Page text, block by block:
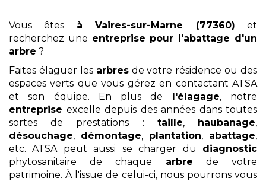
Vous êtes à Vaires-sur-Marne (77360) et
recherchez une entreprise pour l'abattage d'un
arbre ?
Faites élaguer les arbresde votre résidence ou des
espaces verts que vous gérez en contactant ATSA
et son équipe. En plus de l'élagage, notre
entreprise excelle depuis des années dans toutes
sortes de prestations : taille, haubanage,
désouchage, démontage, plantation, abattage,
etc. ATSA peut aussi se charger du diagnostic
phytosanitaire de chaque arbre de votre
patrimoine. À l'issue de celui-ci, nous pourrons vous